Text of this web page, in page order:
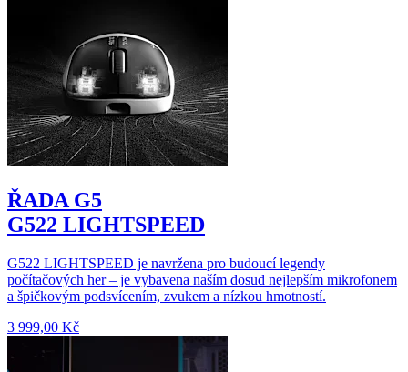
ŘADA G5
G522 LIGHTSPEED
G522 LIGHTSPEED je navržena pro budoucí legendy
počítačových her – je vybavena naším dosud nejlepším mikrofonem
a špičkovým podsvícením, zvukem a nízkou hmotností.
3 999,00 Kč